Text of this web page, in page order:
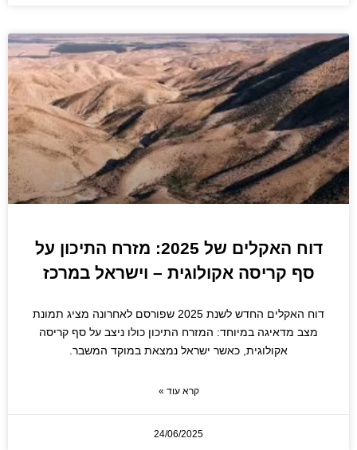
דוח האקלים של 2025: מזרח התיכון על
סף קריסה אקולוגית – וישראל במרכז
דוח האקלים החדש לשנת 2025 שפורסם לאחרונה מציג תמונת
מצב מדאיגה במיוחד: המזרח התיכון כולו ניצב על סף קריסה
אקולוגית, כאשר ישראל נמצאת במוקד המשבר.
קרא עוד »
24/06/2025